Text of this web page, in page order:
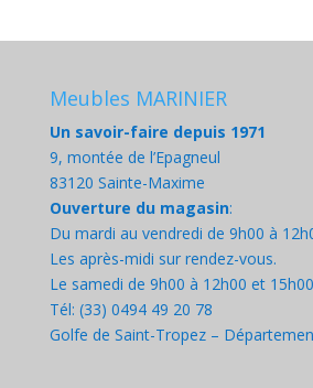
Meubles MARINIER
Un savoir-faire depuis 1971
9, montée de l’Epagneul
83120 Sainte-Maxime
Ouverture du magasin:
Du mardi au vendredi de 9h00 à
Les après-midi sur rendez-vous.
Le samedi de 9h00 à 12h00 et
Tél: (33) 0494 49 20 78
Golfe de Saint-Tropez –